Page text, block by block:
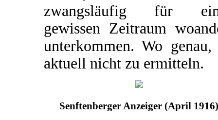
zwangsläufig für
gewissen Zeitraum
unterkommen. Wo
aktuell nicht zu ermitteln.
Senftenberger Anzeiger (April 1916)